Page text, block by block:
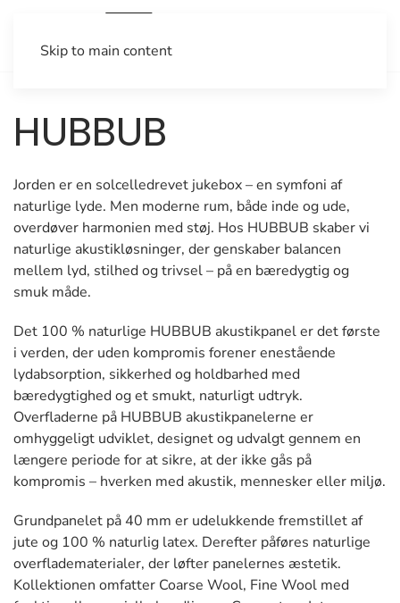
Skip to main content
HUBBUB
Jorden er en solcelledrevet jukebox – en symfoni af
naturlige lyde. Men moderne rum, både inde og ude,
overdøver harmonien med støj. Hos HUBBUB skaber vi
naturlige akustikløsninger, der genskaber balancen
mellem lyd, stilhed og trivsel – på en bæredygtig og
smuk måde.
Det 100 % naturlige HUBBUB akustikpanel er det første
i verden, der uden kompromis forener enestående
lydabsorption, sikkerhed og holdbarhed med
bæredygtighed og et smukt, naturligt udtryk.
Overfladerne på HUBBUB akustikpanelerne er
omhyggeligt udviklet, designet og udvalgt gennem en
længere periode for at sikre, at der ikke gås på
kompromis – hverken med akustik, mennesker eller miljø.
Grundpanelet på 40 mm er udelukkende fremstillet af
jute og 100 % naturlig latex. Derefter påføres naturlige
overfladematerialer, der løfter panelernes æstetik.
Kollektionen omfatter Coarse Wool, Fine Wool med